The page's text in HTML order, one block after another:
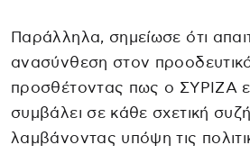
Παράλληλα, σημείωσε ότι
ανασύνθεση στον
προσθέτοντας πως ο ΣΥΡΙΖΑ
συμβάλει σε κάθε σχετική
λαμβάνοντας υπόψη τις